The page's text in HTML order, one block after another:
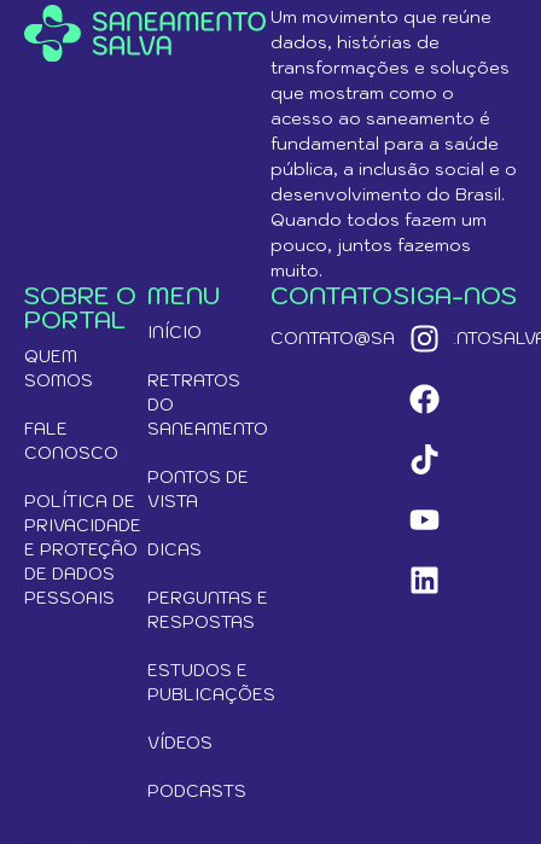
Um movimento que reúne
dados, histórias de
transformações e soluções
que mostram como o
acesso ao saneamento é
fundamental para a saúde
pública, a inclusão social e o
desenvolvimento do Brasil.
Quando todos fazem um
pouco, juntos fazemos
muito.
SOBRE O
PORTAL
QUEM
SOMOS
FALE
CONOSCO
POLÍTICA DE
PRIVACIDADE
E PROTEÇÃO
DE DADOS
PESSOAIS
MENU
INÍCIO
RETRATOS
DO
SANEAMENTO
PONTOS DE
VISTA
DICAS
PERGUNTAS E
RESPOSTAS
ESTUDOS E
PUBLICAÇÕES
VÍDEOS
PODCASTS
CONTATOSIGA-NOS